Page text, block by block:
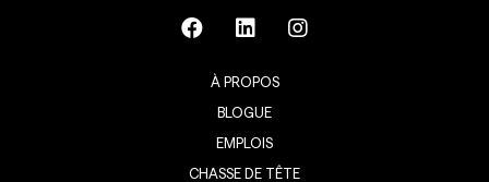
À PROPOS
BLOGUE
EMPLOIS
CHASSE DE TÊTE